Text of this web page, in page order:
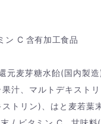
ン C 含有加工食品
元麦芽糖水飴(国内製造
果汁、マルトデキストリ
トリン) 、はと麦若葉